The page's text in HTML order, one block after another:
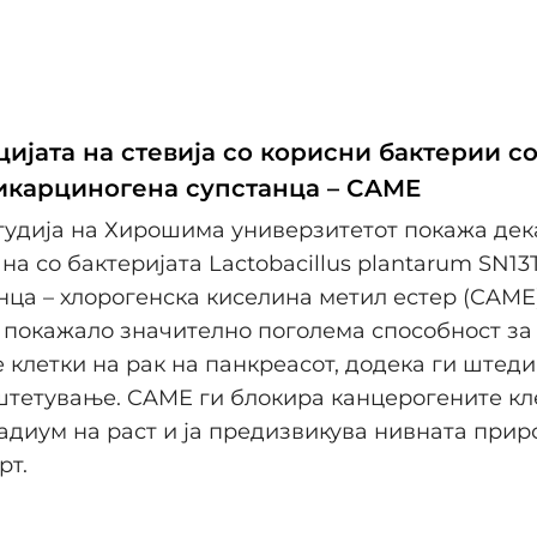
на стевија со корисни бактерии
супстанца – CAME
на Хирошима универзитетот покажа
со бактеријата Lactobacillus plantarum
– хлорогенска киселина метил естер
значително поголема способност за
на рак на панкреасот, додека ги
CAME ги блокира канцерогените
на раст и ја предизвикува нивната